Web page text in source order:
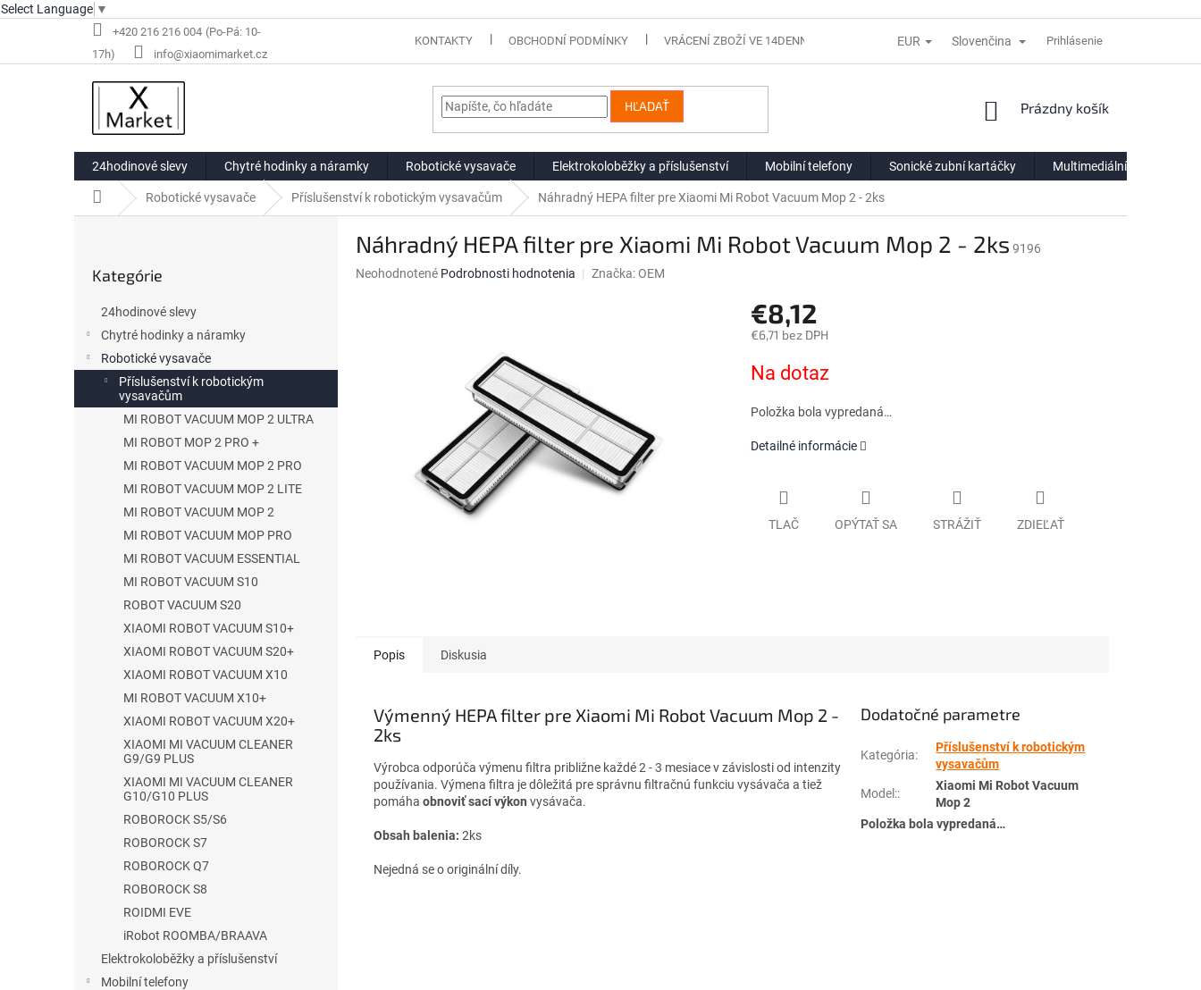
Select Language ▼
+420 216 216 004
info@xiaomimarket.cz
KONTAKTY OBCHODNÍ PODMÍNKY VRÁCENÍ ZBOŽÍ VE 14DENNÍ LHŮTĚ REKLAMACE DODACÍ PODMÍNKY
EUR Slovenčina Prihlásenie
HĽADAŤ
NÁKUPNÝ
Prázdny košík
24hodinové slevy Chytré hodinky a náramky Robotické vysavače Elektrokoloběžky a příslušenství Mobilní telefony Sonické zubní kartáčky Multimediální centra
DomovRobotické vysavače Příslušenství k robotickým vysavačům Náhradný HEPA filter pre Xiaomi Mi Robot Vacuum Mop 2 - 2ks
kategórie
Kategórie
24hodinové slevy
Chytré hodinky a náramky
Robotické vysavače
Příslušenství k robotickým
vysavačům
MI ROBOT VACUUM MOP 2 ULTRA
MI ROBOT MOP 2 PRO +
MI ROBOT VACUUM MOP 2 PRO
MI ROBOT VACUUM MOP 2 LITE
MI ROBOT VACUUM MOP 2
MI ROBOT VACUUM MOP PRO
MI ROBOT VACUUM ESSENTIAL
MI ROBOT VACUUM S10
ROBOT VACUUM S20
XIAOMI ROBOT VACUUM S10+
XIAOMI ROBOT VACUUM S20+
XIAOMI ROBOT VACUUM X10
MI ROBOT VACUUM X10+
XIAOMI ROBOT VACUUM X20+
XIAOMI MI VACUUM CLEANER
G9/G9 PLUS
XIAOMI MI VACUUM CLEANER
G10/G10 PLUS
ROBOROCK S5/S6
ROBOROCK S7
ROBOROCK Q7
ROBOROCK S8
ROIDMI EVE
iRobot ROOMBA/BRAAVA
Elektrokoloběžky a příslušenství
Mobilní telefony
Náhradný HEPA filter pre Xiaomi Mi Robot Vacuum Mop 2 - 2ks 9196
Priemerné
Neohodnotené Podrobnosti hodnotenia Značka: OEM
€8,12
€6,71 bez DPH
cena:
Na dotaz
Položka bola vypredaná…
Detailné informácie
TLAČ OPÝTAŤ SA STRÁŽIŤ ZDIEĽAŤ
Popis Diskusia
Výmenný HEPA filter pre Xiaomi Mi Robot Vacuum Mop 2 -
2ks
Výrobca odporúča výmenu filtra približne každé 2 - 3 mesiace v závislosti od intenzity
používania. Výmena filtra je dôležitá pre správnu filtračnú funkciu vysávača a tiež
pomáha obnoviť sací výkon vysávača.
Obsah balenia: 2ks
Nejedná se o originální díly.
Dodatočné parametre
Kategória:
Příslušenství k robotickým
vysavačům
Model::
Xiaomi Mi Robot Vacuum
Mop 2
Položka bola vypredaná…